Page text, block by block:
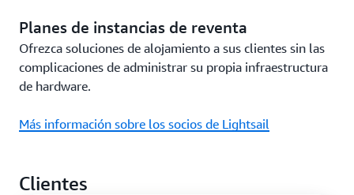
Planes de instancias de reventa
Ofrezca soluciones de alojamiento a sus clientes sin las
complicaciones de administrar su propia infraestructura
de hardware.
Más información sobre los socios de Lightsail
Clientes